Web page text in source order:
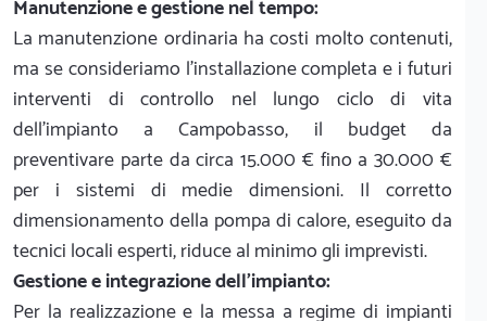
Manutenzione e gestione nel tempo:
La manutenzione ordinaria ha costi molto contenuti,
ma se consideriamo l'installazione completa e i futuri
interventi di controllo nel lungo ciclo di vita
dell'impianto a Campobasso, il budget da
preventivare parte da circa 15.000 € fino a 30.000 €
per i sistemi di medie dimensioni. Il corretto
dimensionamento della pompa di calore, eseguito da
tecnici locali esperti, riduce al minimo gli imprevisti.
Gestione e integrazione dell'impianto:
Per la realizzazione e la messa a regime di impianti